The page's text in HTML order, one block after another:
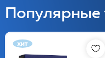
Популярные
хит